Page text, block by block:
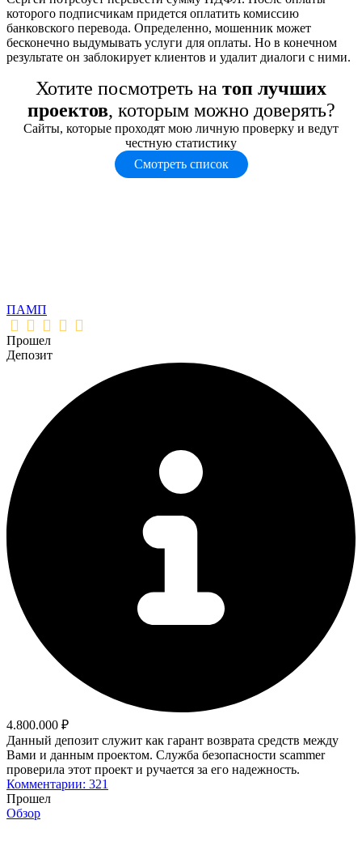
которого подписчикам придется оплатить комиссию
банковского перевода. Определенно, мошенник может
бесконечно выдумывать услуги для оплаты. Но в конечном
результате он заблокирует клиентов и удалит диалоги с ними.
Хотите посмотреть на топ лучших
проектов, которым можно доверять?
Сайты, которые проходят мою личную проверку и ведут
честную статистику
Смотреть список
ПАМП
Прошел
Депозит
4.800.000 ₽
Данный депозит служит как гарант возврата средств между
Вами и данным проектом. Служба безопасности scammer
проверила этот проект и ручается за его надежность.
Комментарии: 321
Прошел
Обзор